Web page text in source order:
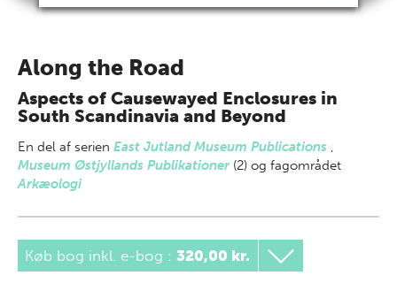
Along the Road
Aspects of Causewayed Enclosures in
South Scandinavia and Beyond
En del af serien East Jutland Museum Publications ,
Museum Østjyllands Publikationer (2) og fagområdet
Arkæologi
Køb bog inkl. e-bog : 320,00 kr.